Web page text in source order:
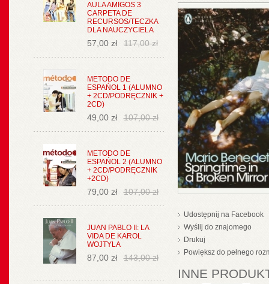
AULA AMIGOS 3
CARPETA DE
RECURSOS/TECZKA
DLA NAUCZYCIELA
57,00 zł 117,00 zł
METODO DE
ESPAŃOL 1 (ALUMNO
+ 2CD/PODRĘCZNIK +
2CD)
49,00 zł 107,00 zł
METODO DE
ESPAŃOL 2 (ALUMNO
+ 2CD/PODRĘCZNIK
+2CD)
79,00 zł 107,00 zł
JUAN PABLO II: LA
VIDA DE KAROL
WOJTYLA
87,00 zł 143,00 zł
Udostępnij na Facebook
Wyślij do znajomego
Drukuj
Powiększ do pełnego
INNE